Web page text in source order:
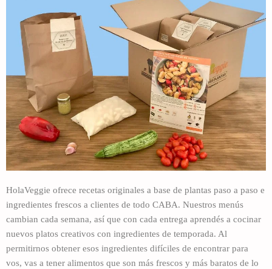
HolaVeggie ofrece recetas originales a base de plantas paso a paso e
ingredientes frescos a clientes de todo CABA. Nuestros menús
cambian cada semana, así que con cada entrega aprendés a cocinar
nuevos platos creativos con ingredientes de temporada. Al
permitirnos obtener esos ingredientes difíciles de encontrar para
vos, vas a tener alimentos que son más frescos y más baratos de lo